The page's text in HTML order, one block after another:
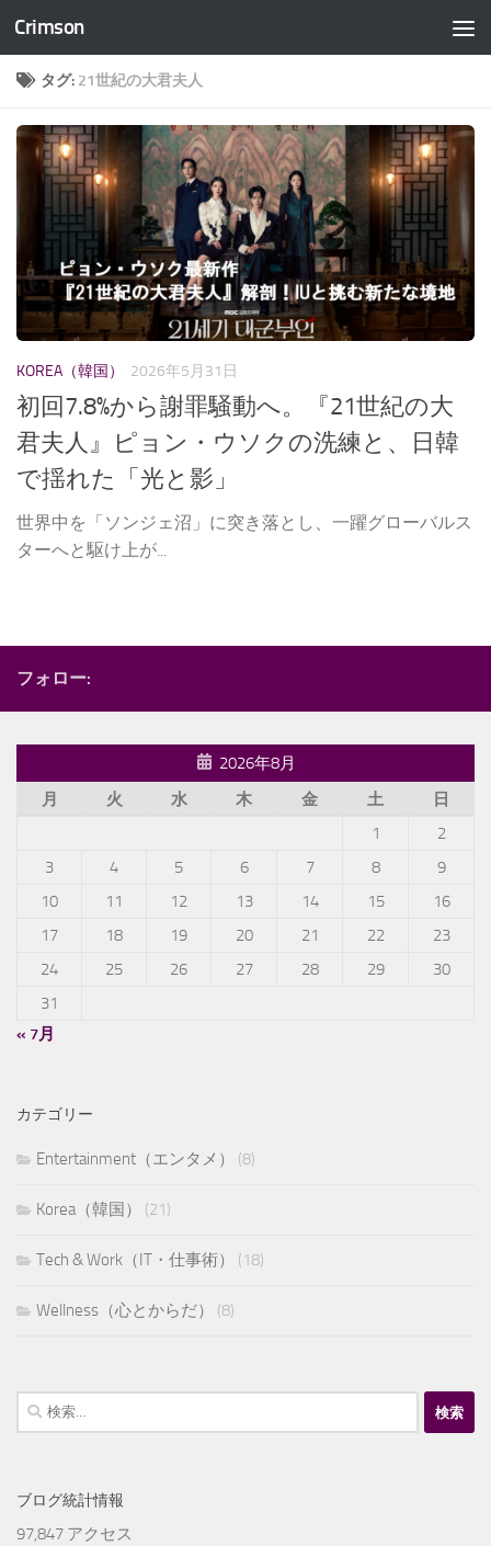
コンテンツへスキップ
Crimson
タグ: 21世紀の大君夫人
KOREA（韓国） 2026年5月31日
初回7.8%から謝罪騒動へ。『21世紀の大
君夫人』ピョン・ウソクの洗練と、日韓
で揺れた「光と影」
世界中を「ソンジェ沼」に突き落とし、一躍グローバルス
ターへと駆け上が...
フォロー:
2026年8月
月
火 水 木 金 土
日
1
2
3
4 5 6 7 8
9
10
11 12 13 14 15
16
17
18 19 20 21 22
23
24
25 26 27 28 29
30
31
« 7月
カテゴリー
Entertainment（エンタメ） (8)
Korea（韓国） (21)
Tech & Work（IT・仕事術） (18)
Wellness（心とからだ） (8)
検
索:
ブログ統計情報
97,847 アクセス